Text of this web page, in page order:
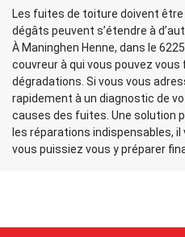
Les fuites de toiture doivent être
dégâts peuvent s’étendre à
À Maninghen Henne, dans le
couvreur à qui vous pouvez
dégradations. Si vous vous
rapidement à un diagnostic de
causes des fuites. Une solution
les réparations indispensables, il
vous puissiez vous y préparer